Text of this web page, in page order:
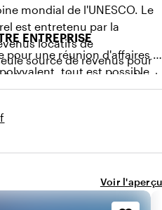
mondial de l'UNESCO. Le
est entretenu par la
locatifs de
source de revenus pour
et les terrains. Ainsi,
un patrimoine culturel
ENTREPRISE
pour une réunion d'affaires ?
tout est possible
mémorables. Pensez à un
personnel, du team
Noël. Nous sommes
: 3 Voir l'aperçu